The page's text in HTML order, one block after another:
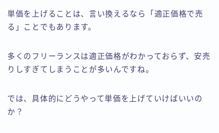
単価を上げることは、言い換えるなら「適正価格で売
る」ことでもあります。
多くのフリーランスは適正価格がわかっておらず、安売
りしすぎてしまうことが多いんですね。
では、具体的にどうやって単価を上げていけばいいの
か？